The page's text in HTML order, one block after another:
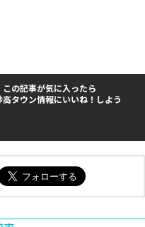
この記事が気に入ったら
高タウン情報にいいね！しよう